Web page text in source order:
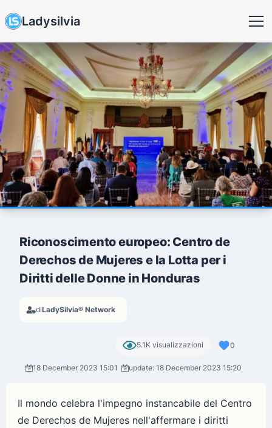
Ladysilvia
Riconoscimento europeo: Centro de
Derechos de Mujeres e la Lotta per i
Diritti delle Donne in Honduras
diLadySilvia® Network
5.1K visualizzazioni 0
18 December 2023 15:01 update: 18 December 2023 15:20
Il mondo celebra l'impegno instancabile del Centro
de Derechos de Mujeres nell'affermare i diritti